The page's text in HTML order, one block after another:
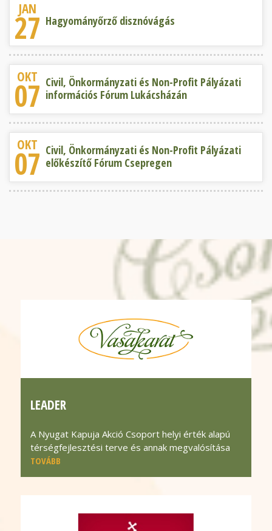
JAN
27 Hagyományőrző disznóvágás
OKT
07 Civil, Önkormányzati és Non-Profit Pályázati
információs Fórum Lukácsházán
OKT
07 Civil, Önkormányzati és Non-Profit Pályázati
előkészítő Fórum Csepregen
LEADER
A Nyugat Kapuja Akció Csoport helyi érték alapú
térségfejlesztési terve és annak megvalósítása
TOVÁBB